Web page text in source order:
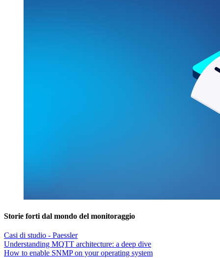
Storie forti dal mondo del monitoraggio
Casi di studio - Paessler
Understanding MQTT architecture: a deep dive
How to enable SNMP on your operating system